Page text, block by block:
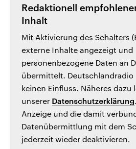
Redaktionell
Inhalt
Mit Aktivierung des Schalters
externe Inhalte angezeigt und
personenbezogene Daten an
übermittelt. Deutschlandradio
keinen Einfluss. Näheres dazu
unserer Datenschutzerklärung
Anzeige und die damit
Datenübermittlung mit dem
jederzeit wieder deaktivieren.